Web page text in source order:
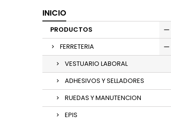
INICIO
PRODUCTOS
FERRETERIA
VESTUARIO LABORAL
ADHESIVOS Y SELLADORES
RUEDAS Y MANUTENCION
EPIS